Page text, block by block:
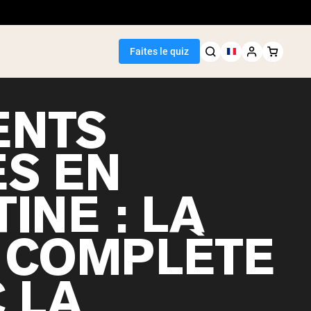
Faites le quiz
Meilleure VenteEN
: LA